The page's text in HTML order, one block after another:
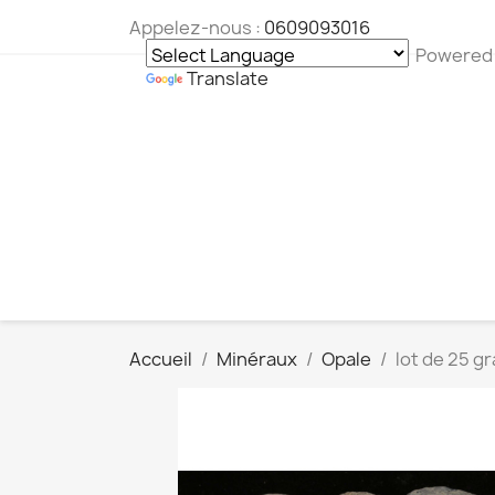
Appelez-nous : 0609093016
Translate
Accueil Minéraux Opale lot de 25